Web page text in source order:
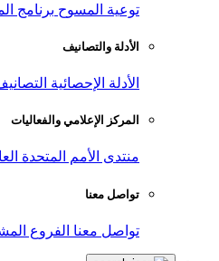
توعية المسوح برنامج
الأدلة والتصانيف
الأدلة الإحصائية
المركز الإعلامي والفعاليات
منتدى الأمم المتحدة
تواصل معنا
تواصل معنا الفروع